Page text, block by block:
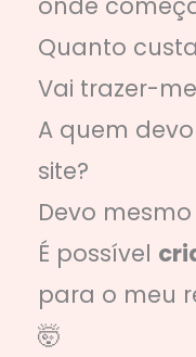
Quanto
Vai trazer-
A quem
site?
Devo
É possível
para o meu
🤯